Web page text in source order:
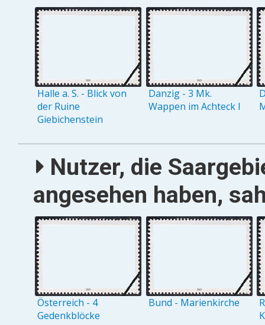
Halle a. S. - Blick von
der Ruine
Giebichenstein
Danzig - 3 Mk.
Wappen im Achteck I
Nutzer, die
angesehen haben,
Österreich - 4
Gedenkblöcke
Bund - Marienkirche